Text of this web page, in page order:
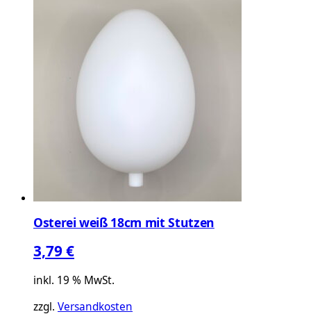
Osterei weiß 18cm mit Stutzen
3,79€
inkl. 19 % MwSt.
zzgl. Versandkosten